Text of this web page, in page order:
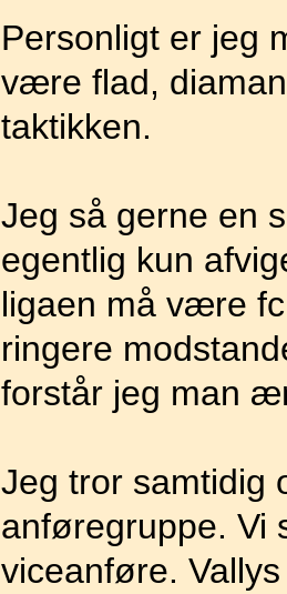
Personligt er jeg
være flad,
taktikken.
Jeg så gerne en
egentlig kun
ligaen må være
ringere
forstår jeg man
Jeg tror samtidig
anføregruppe. Vi
viceanføre.